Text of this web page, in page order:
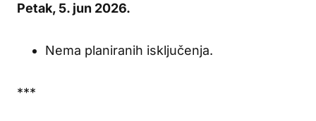
Petak, 5. jun 2026.
Nema planiranih isključenja.
***